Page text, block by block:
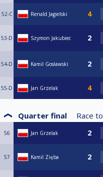
52-C Renald Jagielski
53-D Szymon Jakubiec
54-D Kamil Gosławski
55-D Jan Grzelak
Quarter final Race to
56 Jan Grzelak
57 Kamil Zięba